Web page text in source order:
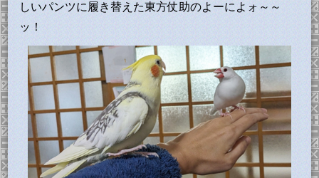
しいパンツに履き替えた東方仗助のよーによォ～～
ッ！